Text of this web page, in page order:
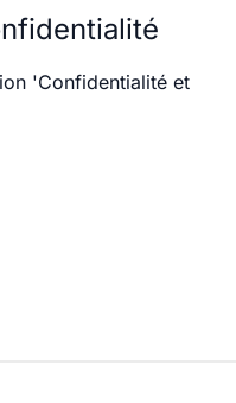
'Confidentialité et